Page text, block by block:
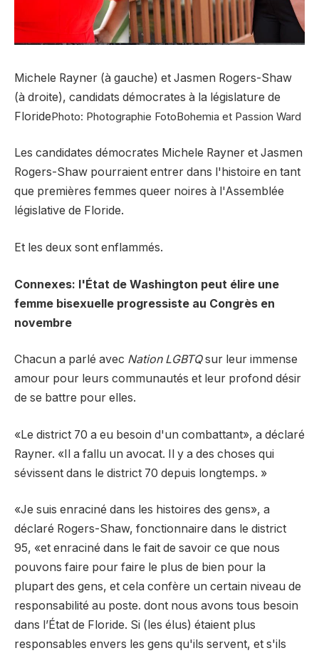
Michele Rayner (à gauche) et Jasmen Rogers-Shaw
(à droite), candidats démocrates à la législature de
FloridePhoto: Photographie FotoBohemia et Passion Ward
Les candidates démocrates Michele Rayner et Jasmen
Rogers-Shaw pourraient entrer dans l'histoire en tant
que premières femmes queer noires à l'Assemblée
législative de Floride.
Et les deux sont enflammés.
Connexes: l'État de Washington peut élire une
femme bisexuelle progressiste au Congrès en
novembre
Chacun a parlé avec Nation LGBTQsur leur immense
amour pour leurs communautés et leur profond désir
de se battre pour elles.
«Le district 70 a eu besoin d'un combattant», a déclaré
Rayner. «Il a fallu un avocat. Il y a des choses qui
sévissent dans le district 70 depuis longtemps. »
«Je suis enraciné dans les histoires des gens», a
déclaré Rogers-Shaw, fonctionnaire dans le district
95, «et enraciné dans le fait de savoir ce que nous
pouvons faire pour faire le plus de bien pour la
plupart des gens, et cela confère un certain niveau de
responsabilité au poste. dont nous avons tous besoin
dans l’État de Floride. Si (les élus) étaient plus
responsables envers les gens qu'ils servent, et s'ils